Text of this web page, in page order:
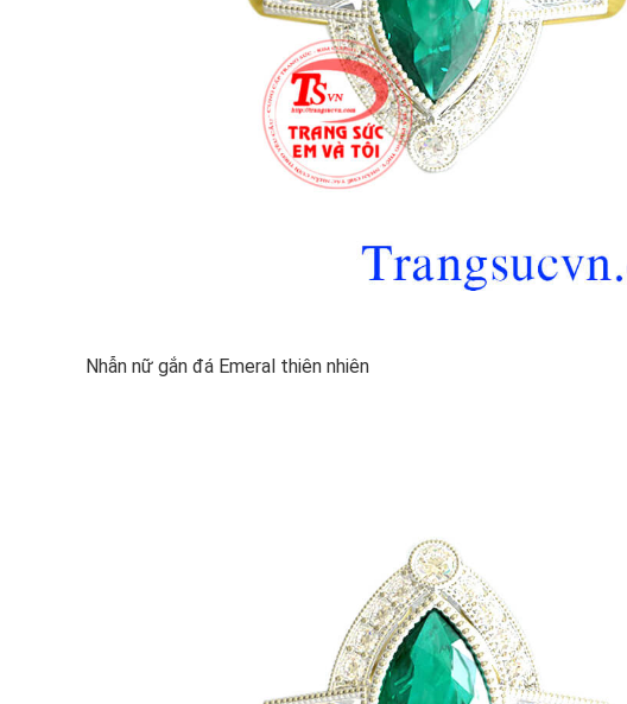
Nhẫn nữ gắn đá Emeral thiên nhiên